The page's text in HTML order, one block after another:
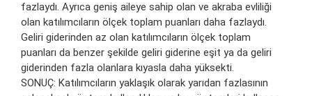
fazlaydı. Ayrıca geniş aileye sahip olan ve akraba evliliği
olan katılımcıların ölçek toplam puanları daha fazlaydı.
Geliri giderinden az olan katılımcıların ölçek toplam
puanları da benzer şekilde geliri giderine eşit ya da geliri
giderinden fazla olanlara kıyasla daha yüksekti.
SONUÇ: Katılımcıların yaklaşık olarak yarıdan fazlasının